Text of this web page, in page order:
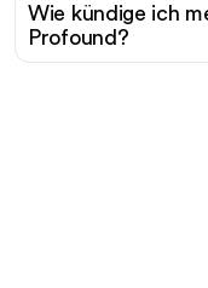
Wie kündige ich
Profound?